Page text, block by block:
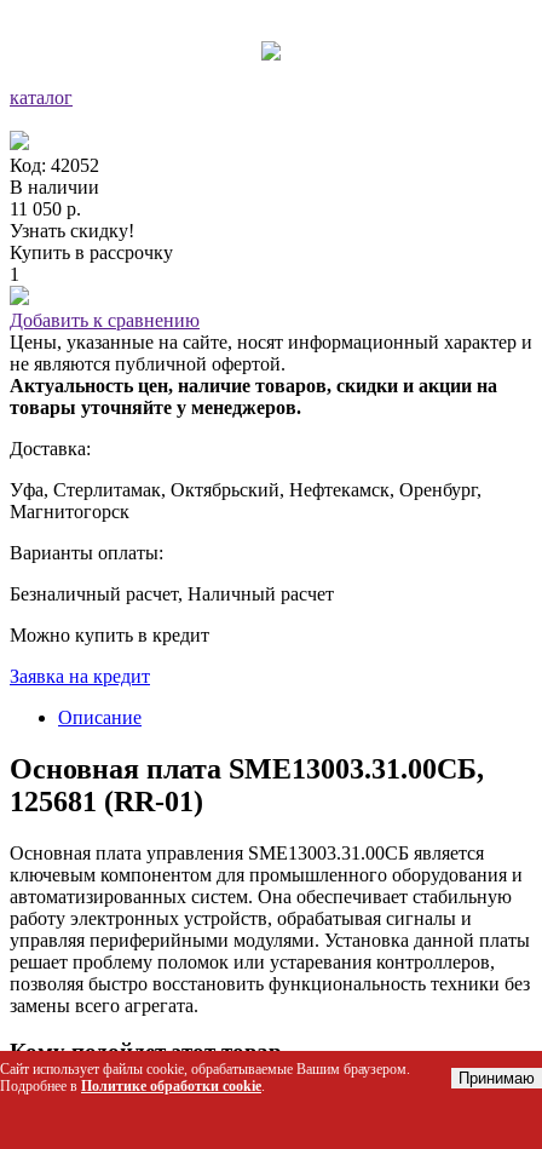
каталог
Код: 42052
В наличии
11 050 р.
Узнать скидку!
Купить в рассрочку
1
Добавить к сравнению
Цены, указанные на сайте, носят информационный характер и
не являются публичной офертой.
Актуальность цен, наличие товаров, скидки и акции на
товары уточняйте у менеджеров.
Доставка:
Уфа, Стерлитамак, Октябрьский, Нефтекамск, Оренбург,
Магнитогорск
Варианты оплаты:
Безналичный расчет, Наличный расчет
Можно купить в кредит
Заявка на кредит
Описание
Основная плата SME13003.31.00СБ,
125681 (RR-01)
Основная плата управления SME13003.31.00СБ является
ключевым компонентом для промышленного оборудования и
автоматизированных систем. Она обеспечивает стабильную
работу электронных устройств, обрабатывая сигналы и
управляя периферийными модулями. Установка данной платы
решает проблему поломок или устаревания контроллеров,
позволяя быстро восстановить функциональность техники без
замены всего агрегата.
Кому подойдет этот товар
Инженерам-наладчикам и техническим специалистам
Сайт использует файлы cookie, обрабатываемые Вашим браузером.
Подробнее в Политике обработки cookie. Принимаю